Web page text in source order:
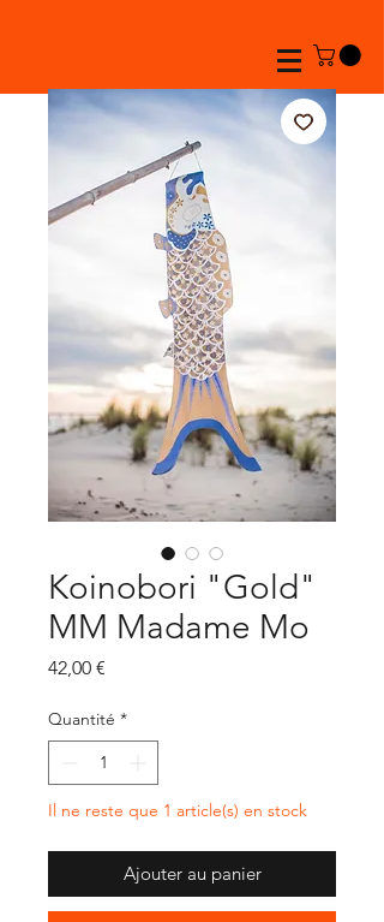
Koinobori "Gold"
MM Madame Mo
42,00 €
Quantité *
Il ne reste que 1 article(s) en stock
Ajouter au panier